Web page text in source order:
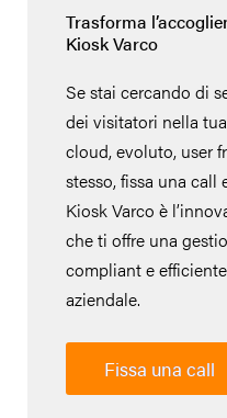
Trasforma
Kiosk Varco
Se stai cercando di
dei visitatori nella
cloud, evoluto, user
stesso, fissa una call
Kiosk Varco è
che ti offre una
compliant e
aziendale.
Fissa una call